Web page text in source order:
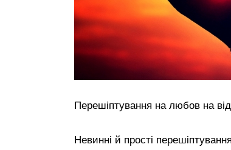
Перешіптування на любов на
Невинні й прості